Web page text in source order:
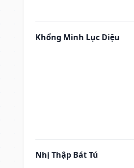
Khổng Minh Lục Diệu
Nhị Thập Bát Tú